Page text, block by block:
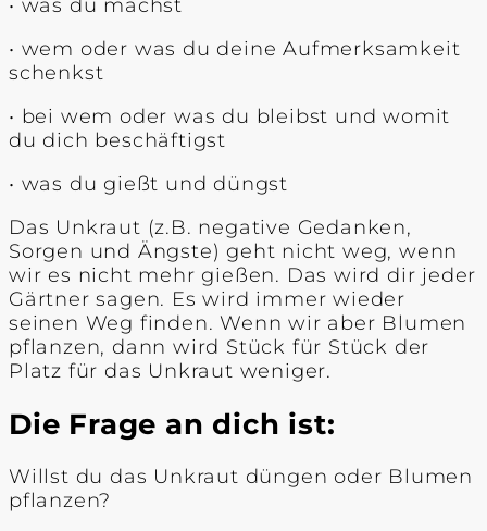
• was du machst
• wem oder was du deine Aufmerksamkeit
schenkst
• bei wem oder was du bleibst und womit
du dich beschäftigst
• was du gießt und düngst
Das Unkraut (z.B. negative Gedanken,
Sorgen und Ängste) geht nicht weg, wenn
wir es nicht mehr gießen. Das wird dir jeder
Gärtner sagen. Es wird immer wieder
seinen Weg finden. Wenn wir aber Blumen
pflanzen, dann wird Stück für Stück der
Platz für das Unkraut weniger.
Die Frage an dich ist:
Willst du das Unkraut düngen oder Blumen
pflanzen?